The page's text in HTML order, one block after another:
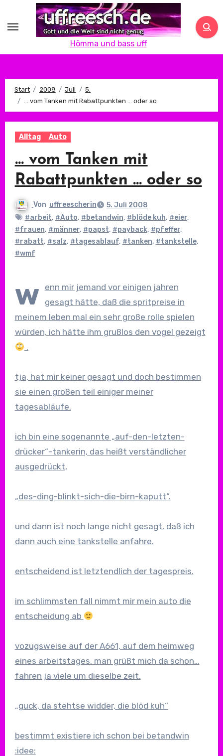
Hömma und bass uff
Start 2008 Juli
5.
… vom Tanken mit Rabattpunkten … oder so
Alltag Auto
… vom Tanken mit
Rabattpunkten … oder so
Von uffreescherin
5. Juli 2008
#arbeit, #Auto, #betandwin, #blöde kuh, #eier,
#frauen, #männer, #papst, #payback, #pfeffer,
#rabatt, #salz, #tagesablauf, #tanken, #tankstelle,
#wmf
w
enn mir jemand vor einigen jahren
gesagt hätte, daß die spritpreise in
meinem leben mal ein sehr große rolle spielen
würden, ich hätte ihm grußlos den vogel gezeigt
.
tja, hat mir keiner gesagt und doch bestimmen
sie einen großen teil einiger meiner
tagesabläufe.
ich bin eine sogenannte „auf-den-letzten-
drücker“-tankerin, das heißt verständlicher
ausgedrückt,
„des-ding-blinkt-sich-die-birn-kaputt“.
und dann ist noch lange nicht gesagt, daß ich
dann auch eine tankstelle anfahre.
entscheidend ist letztendlich der tagespreis.
im schlimmsten fall nimmt mir mein auto die
entscheidung ab
vozugsweise auf der A661, auf dem heimweg
eines arbeitstages. man grüßt mich da schon…
fahren ja viele um dieselbe zeit.
„guck, da stehtse widder, die blöd kuh“
bestimmt existiere ich schon bei betandwin
:idee: